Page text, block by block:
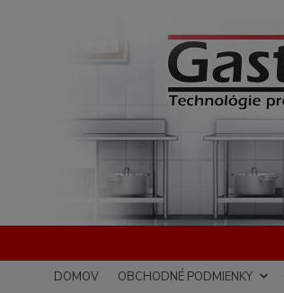
DOMOV OBCHODNÉ PODMIENKY